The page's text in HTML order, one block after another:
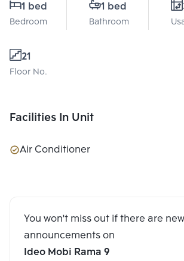
1 bed
Bedroom
1 bed
Bathroom
21
Floor No.
Facilities In Unit
Air Conditioner
You won't miss out if there are new
announcements on
Ideo Mobi Rama 9